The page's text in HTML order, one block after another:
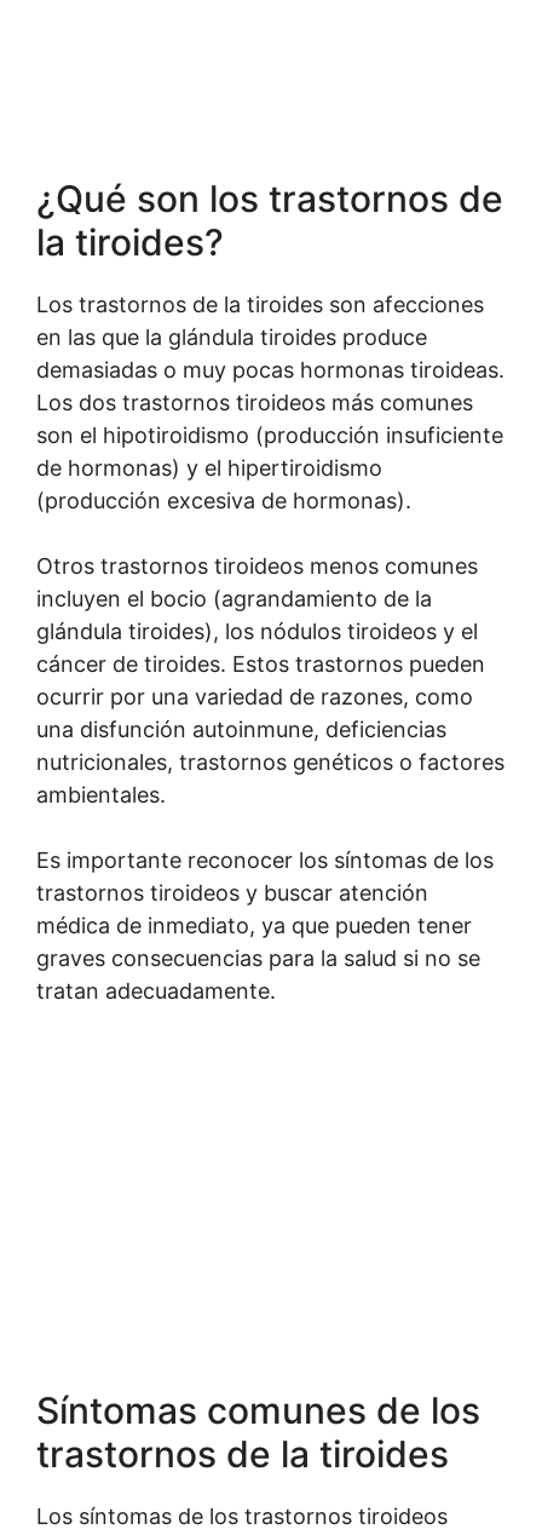
¿Qué son los trastornos de
la tiroides?
Los trastornos de la tiroides son afecciones
en las que la glándula tiroides produce
demasiadas o muy pocas hormonas tiroideas.
Los dos trastornos tiroideos más comunes
son el hipotiroidismo (producción insuficiente
de hormonas) y el hipertiroidismo
(producción excesiva de hormonas).
Otros trastornos tiroideos menos comunes
incluyen el bocio (agrandamiento de la
glándula tiroides), los nódulos tiroideos y el
cáncer de tiroides. Estos trastornos pueden
ocurrir por una variedad de razones, como
una disfunción autoinmune, deficiencias
nutricionales, trastornos genéticos o factores
ambientales.
Es importante reconocer los síntomas de los
trastornos tiroideos y buscar atención
médica de inmediato, ya que pueden tener
graves consecuencias para la salud si no se
tratan adecuadamente.
Síntomas comunes de los
trastornos de la tiroides
Los síntomas de los trastornos tiroideos